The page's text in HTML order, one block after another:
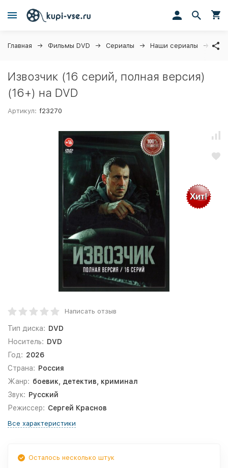
Главная Фильмы DVD Сериалы Наши сериалы
Извозчик (16 серий, полная версия)
(16+) на DVD
Артикул: f23270
Хит!
Написать отзыв
Тип диска: DVD
Носитель: DVD
Год: 2026
Страна: Россия
Жанр: боевик, детектив, криминал
Звук: Русский
Режиссер: Сергей Краснов
Все характеристики
Осталось несколько штук